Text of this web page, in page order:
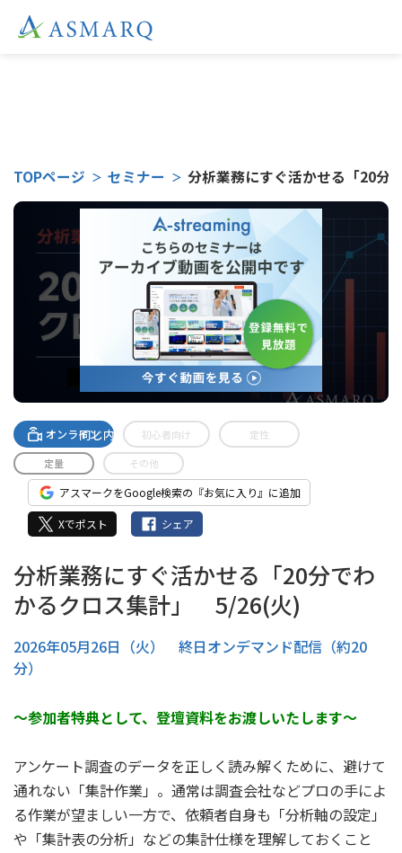
TOPページ セミナー 分析業務にすぐ活かせる「20
受付終了となりました。
同じ内容のセミナーがご視聴いただけます。
オンライン 初心者向け 定性
定量 その他
アスマークをGoogle検索の『お気に入り』に追加
Xでポスト シェア
分析業務にすぐ活かせる「20分でわ
かるクロス集計」 5/26(火)
2026年05月26日（火） 終日オンデマンド配信（約20
分）
～参加者特典として、登壇資料をお渡しいたします～
アンケート調査のデータを正しく読み解くために、避けて
通れない「集計作業」。通常は調査会社などプロの手によ
る作業が望ましい一方で、依頼者自身も「分析軸の設定」
や「集計表の分析」などの集計仕様を理解しておくこと